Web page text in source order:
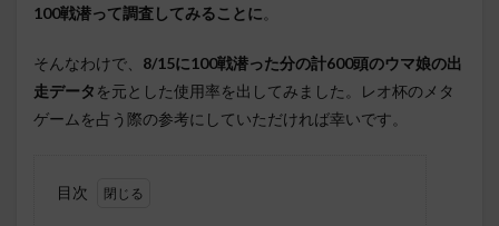
100戦潜って調査してみることに。
そんなわけで、 8/15に100戦潜った分の計600頭のウマ娘の出
走データ を元とした使用率を出してみました。レオ杯のメタ
ゲームを占う際の参考にしていただければ幸いです。
目次